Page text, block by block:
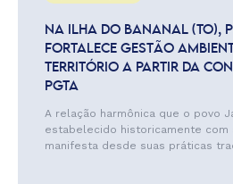
NA ILHA DO BANANAL (TO),
FORTALECE GESTÃO
TERRITÓRIO A PARTIR DA
PGTA
A relação harmônica que o povo
estabelecido historicamente com
manifesta desde suas práticas